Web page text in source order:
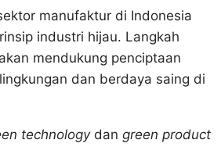
manufaktur di Indonesia
industri hijau. Langkah
mendukung penciptaan
dan berdaya saing di
technologydan green product